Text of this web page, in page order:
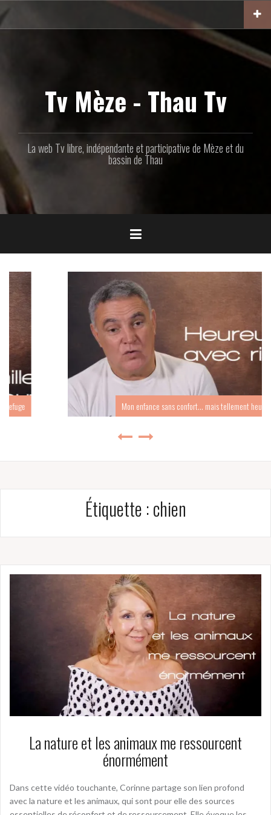
au
contenu
Tv Mèze - Thau Tv
La web Tv libre, indépendante et participative de Mèze et du
bassin de Thau
Mon enfance sans confort… mais tellement heureuse
Étiquette :chien
La nature et les animaux me ressourcent
énormément
Dans cette vidéo touchante, Corinne partage son lien profond
avec la nature et les animaux, qui sont pour elle des sources